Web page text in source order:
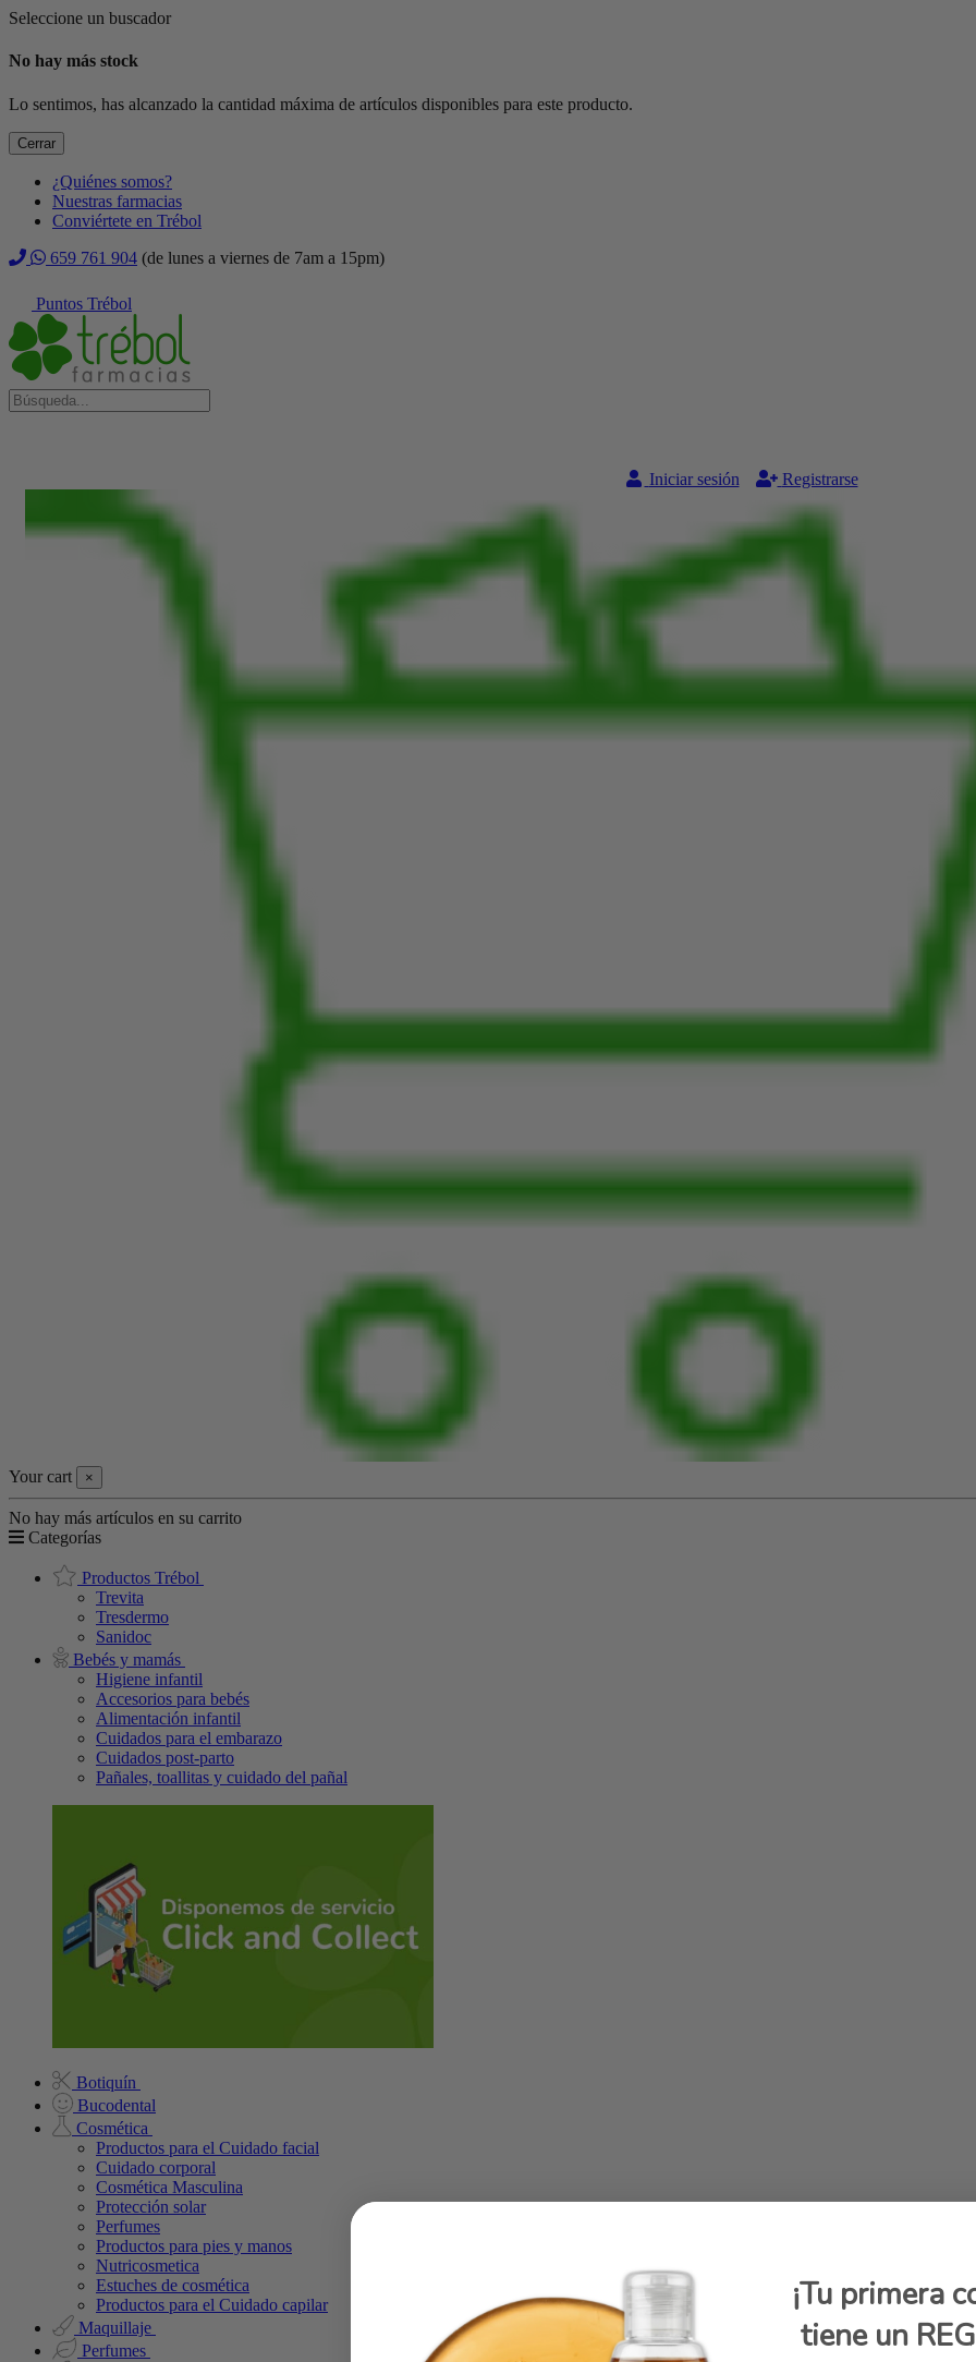
Seleccione un buscador
No hay más stock
Lo sentimos, has alcanzado la cantidad máxima de artículos disponibles para este producto.
Cerrar
¿Quiénes somos?
Nuestras farmacias
Conviértete en Trébol
659 761 904 (de lunes a viernes de 7am a 15pm)
Puntos Trébol
Iniciar sesión Registrarse
Your cart ×
No hay más artículos en su carrito
Categorías
Productos Trébol
Trevita
Tresdermo
Sanidoc
Bebés y mamás
Higiene infantil
Accesorios para bebés
Alimentación infantil
Cuidados para el embarazo
Cuidados post-parto
Pañales, toallitas y cuidado del pañal
Botiquín
Bucodental
Cosmética
Productos para el Cuidado facial
Cuidado corporal
Cosmética Masculina
Protección solar
Perfumes
Productos para pies y manos
Nutricosmetica
Estuches de cosmética
Productos para el Cuidado capilar
Maquillaje
Perfumes
¡Tu primera
tiene un